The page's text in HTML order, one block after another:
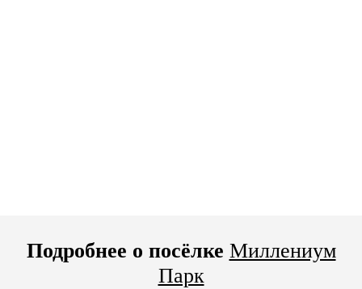
Подробнее о посёлке Миллениум
Парк